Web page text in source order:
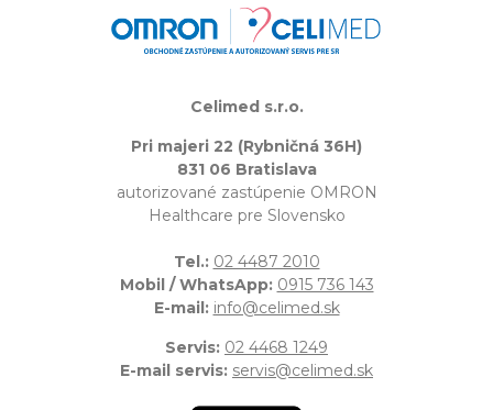
Celimed s.r.o.
Pri majeri 22 (Rybničná 36H)
831 06 Bratislava
autorizované zastúpenie OMRON
Healthcare pre Slovensko
Tel.: 02 4487 2010
Mobil / WhatsApp: 0915 736 143
E-mail: info@celimed.sk
Servis: 02 4468 1249
E-mail servis: servis@celimed.sk